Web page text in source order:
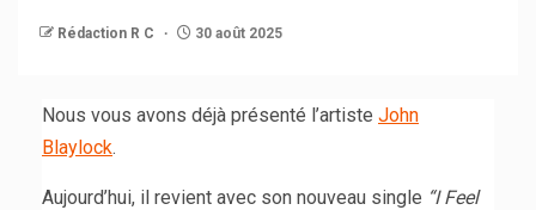
Rédaction R C 30 août 2025
Nous vous avons déjà présenté l’artiste John
Blaylock.
Aujourd’hui, il revient avec son nouveau single “I Feel